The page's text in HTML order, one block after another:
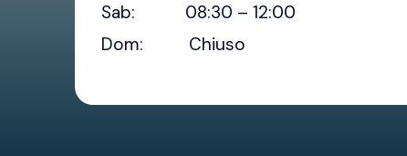
Sab: 08:30 – 12:00
Dom: Chiuso